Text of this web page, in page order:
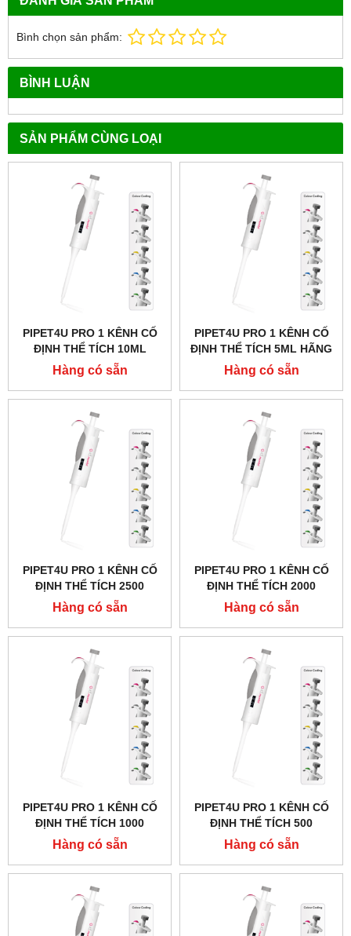
Bình chọn sản phẩm:
BÌNH LUẬN
SẢN PHẨM CÙNG LOẠI
PIPET4U PRO 1 KÊNH CỐ
ĐỊNH THỂ TÍCH 10ML
HÃNG AHN - ĐỨC
Hàng có sẵn
PIPET4U PRO 1 KÊNH CỐ
ĐỊNH THỂ TÍCH 5ML HÃNG
AHN - ĐỨC
Hàng có sẵn
PIPET4U PRO 1 KÊNH CỐ
ĐỊNH THỂ TÍCH 2500
MICROLIT (2.5ML) HÃNG
AHN - ĐỨC
Hàng có sẵn
PIPET4U PRO 1 KÊNH CỐ
ĐỊNH THỂ TÍCH 2000
MICROLIT (2ML) HÃNG
AHN - ĐỨC
Hàng có sẵn
PIPET4U PRO 1 KÊNH CỐ
ĐỊNH THỂ TÍCH 1000
MICROLIT (1ML) HÃNG
AHN - ĐỨC
Hàng có sẵn
PIPET4U PRO 1 KÊNH CỐ
ĐỊNH THỂ TÍCH 500
MICROLIT HÃNG AHN -
ĐỨC
Hàng có sẵn